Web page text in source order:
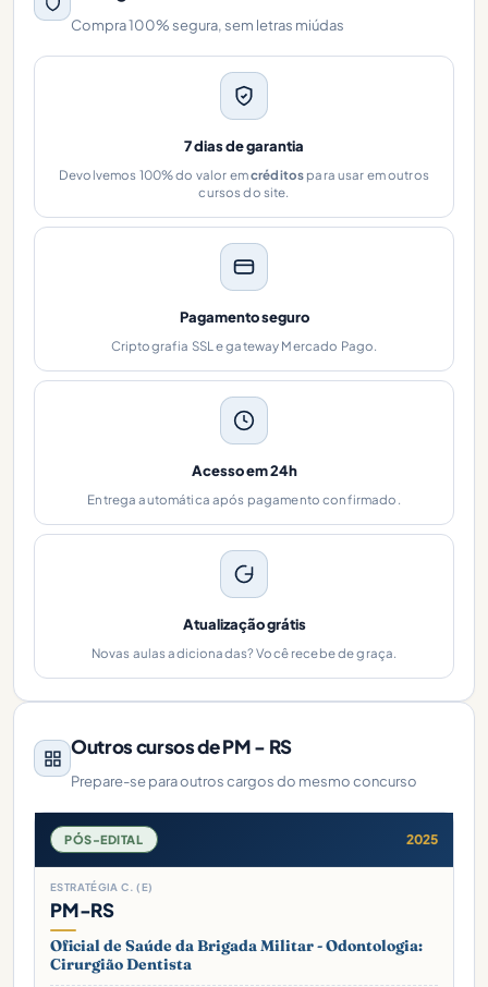
Compra 100% segura, sem letras miúdas
7 dias de garantia
Devolvemos 100% do valor emcréditos para usar em outros
cursos do site.
Pagamento seguro
Criptografia SSL e gateway Mercado Pago.
Acesso em 24h
Entrega automática após pagamento confirmado.
Atualização grátis
Novas aulas adicionadas? Você recebe de graça.
Outros cursos de PM - RS
Prepare-se para outros cargos do mesmo concurso
PÓS-EDITAL 2025
ESTRATÉGIA C. (E)
PM-RS
Oficial de Saúde da Brigada Militar - Odontologia:
Cirurgião Dentista